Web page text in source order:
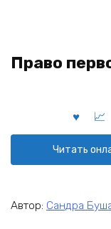
Право
Читать
Автор: Сандра